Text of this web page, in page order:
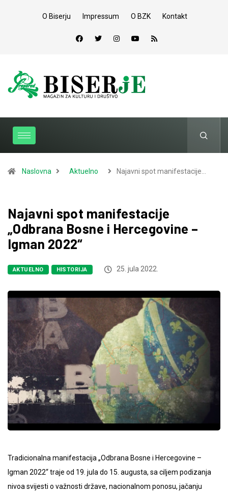
O Biserju Impressum O BZK Kontakt
Naslovna Aktuelno Najavni spot manifestacije…
Najavni spot manifestacije
„Odbrana Bosne i Hercegovine –
Igman 2022“
AKTUELNO HISTORIJA 25. jula 2022.
Tradicionalna manifestacija „Odbrana Bosne i Hercegovine –
Igman 2022“ traje od 19. jula do 15. augusta, sa ciljem podizanja
nivoa svijesti o važnosti države, nacionalnom ponosu, jačanju